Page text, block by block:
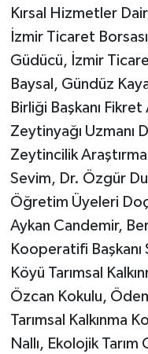
Kırsal Hizmetler
İzmir Ticaret
Güdücü, İzmir
Baysal, Gündüz
Birliği Başkanı
Zeytinyağı Uzmanı
Zeytincilik
Sevim, Dr. Özgür
Öğretim Üyeleri
Aykan Candemir,
Kooperatifi
Köyü Tarımsal
Özcan Kokulu,
Tarımsal Kalkınma
Nallı, Ekolojik